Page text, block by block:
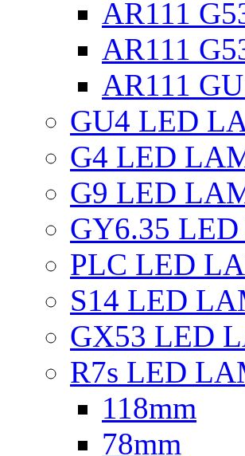
AR111
AR111
AR111
GU4 LED
G4 LED
G9 LED
GY6.35
PLC LED
S14 LED
GX53 LED
R7s LED
118mm
78mm